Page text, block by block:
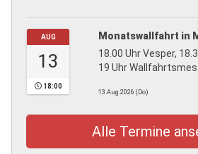
AUG
13
18:00
Monatswallfahrt in
18.00 Uhr Vesper,
19 Uhr
13.Aug.2026 (Do)
Alle Termine